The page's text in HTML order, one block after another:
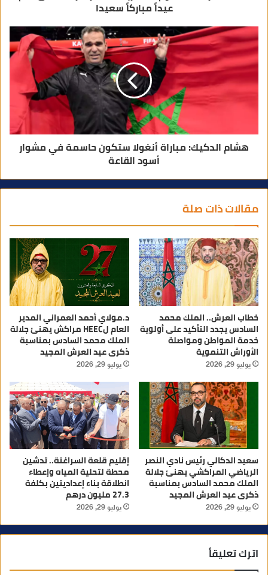
عيداً مباركاً سعيدا
هشام الدكيك: مباراة أنغولا ستكون حاسمة في مشوار
أسود القاعة
مقالات ذات صلة
خطاب العرش.. الملك محمد
السادس يجدد التأكيد على أولوية
خدمة المواطن ومواصلة
الأوراش التنموية
يوليو 29, 2026
د.مولاي أحمد العمراني المدير
العام لHEEC مراكش يهنئ جلالة
الملك محمد السادس بمناسبة
ذكرى عيد العرش المجيد
يوليو 29, 2026
سعيد الدكالي رئيس نادي النصر
الرياضي المراكشي يهنئ جلالة
الملك محمد السادس بمناسبة
ذكرى عيد العرش المجيد
يوليو 29, 2026
إقليم قلعة السراغنة.. تدشين
محطة لتحلية المياه وإعطاء
انطلاقة بناء إعداديتين بكلفة
27.3 مليون درهم
يوليو 29, 2026
اترك تعليقاً